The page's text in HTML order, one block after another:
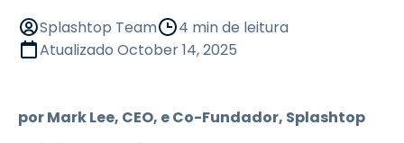
Splashtop Team
4 min de leitura
Atualizado October 14, 2025
por Mark Lee, CEO, e Co-Fundador, Splashtop